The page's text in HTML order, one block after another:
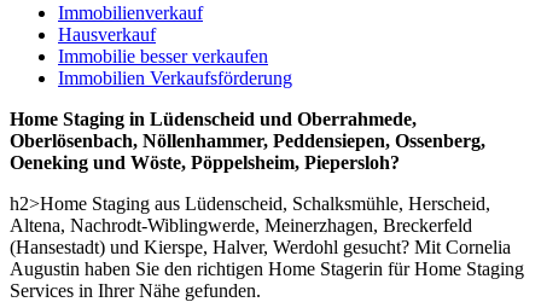
Immobilienverkauf
Hausverkauf
Immobilie besser verkaufen
Immobilien Verkaufsförderung
Home Staging in Lüdenscheid und Oberrahmede,
Oberlösenbach, Nöllenhammer, Peddensiepen, Ossenberg,
Oeneking und Wöste, Pöppelsheim, Piepersloh?
h2>Home Staging aus Lüdenscheid, Schalksmühle, Herscheid,
Altena, Nachrodt-Wiblingwerde, Meinerzhagen, Breckerfeld
(Hansestadt) und Kierspe, Halver, Werdohl gesucht? Mit Cornelia
Augustin haben Sie den richtigen Home Stagerin für Home Staging
Services in Ihrer Nähe gefunden.